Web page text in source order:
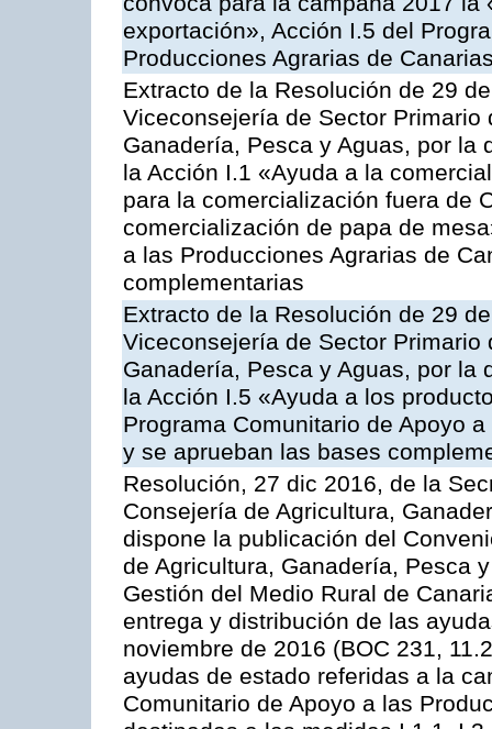
exportación», Acción I.5 del
Producciones Agrarias de
Extracto de la Resolución de 29
Viceconsejería de Sector
Ganadería, Pesca y Aguas, por la
la Acción I.1 «Ayuda a la
para la comercialización fuera de
comercialización de papa de
a las Producciones Agrarias de
complementarias
Extracto de la Resolución de 29
Viceconsejería de Sector
Ganadería, Pesca y Aguas, por la
la Acción I.5 «Ayuda a los
Programa Comunitario de Apoyo
y se aprueban las bases
Resolución, 27 dic 2016, de la
Consejería de Agricultura,
dispone la publicación del
de Agricultura, Ganadería, Pesca
Gestión del Medio Rural de
entrega y distribución de las
noviembre de 2016 (BOC 231,
ayudas de estado referidas a la
Comunitario de Apoyo a las